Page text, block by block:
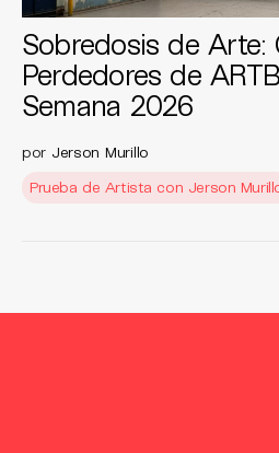
Sobredosis de Arte:
Perdedores de
Semana 2026
por Jerson Murillo
Prueba de Artista con Jerson